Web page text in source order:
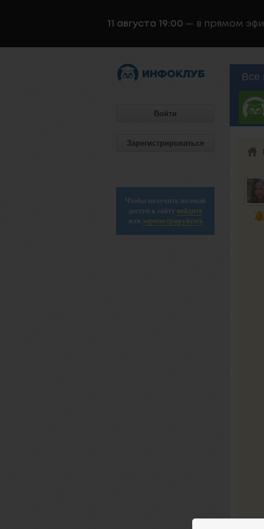
11 августа 19:00 — в прямом
Войти
Зарегистрироваться
Чтобы получить полный
доступ к сайту войдите
или зарегистрируйтесь
Все